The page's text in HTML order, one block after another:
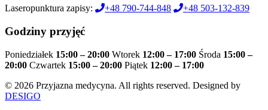
Laseropunktura zapisy:
+48 790-744-848 +48 503-132-839
Godziny przyjęć
Poniedziałek 15:00 – 20:00 Wtorek 12:00 – 17:00 Środa 15:00 –
20:00 Czwartek 15:00 – 20:00 Piątek 12:00 – 17:00
© 2026 Przyjazna medycyna. All rights reserved. Designed by
DESIGO